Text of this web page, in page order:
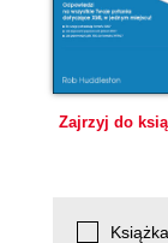
Zajrzyj do
Książka